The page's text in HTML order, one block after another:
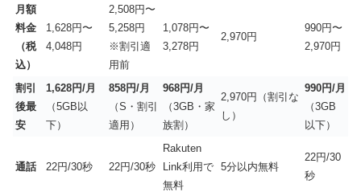
月額
料金
（税
込）
1,628円〜
4,048円
2,508円〜
5,258円
※割引適
用前
1,078円〜
3,278円
2,970円
990円〜
2,970円
割引
後最
安
1,628円/月
（5GB以
下）
858円/月
（S・割引
適用）
968円/月
（3GB・家
族割）
2,970円（割引な
し）
990円/月
（3GB
以下）
通話 22円/30秒 22円/30秒
Rakuten
Link利用で
無料
5分以内無料
22円/30
秒